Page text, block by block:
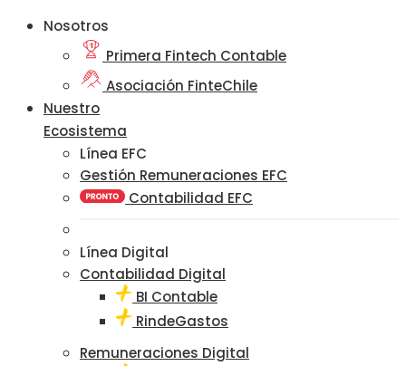
Nosotros
Primera Fintech Contable
Asociación FinteChile
Nuestro
Ecosistema
Línea EFC
Gestión Remuneraciones EFC
Contabilidad EFC
Línea Digital
Contabilidad Digital
BI Contable
RindeGastos
Remuneraciones Digital